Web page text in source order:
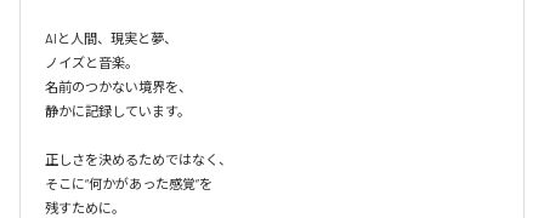
AIと人間、現実と夢、
ノイズと音楽。
名前のつかない境界を、
静かに記録しています。
正しさを決めるためではなく、
そこに“何かがあった感覚”を
残すために。